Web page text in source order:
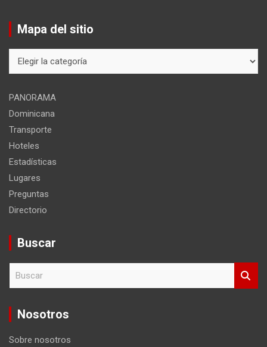
Mapa del sitio
del
PANORAMA
Dominicana
Transporte
Hoteles
Estadísticas
Lugares
Preguntas
Directorio
Buscar
c
Nosotros
Sobre nosotros